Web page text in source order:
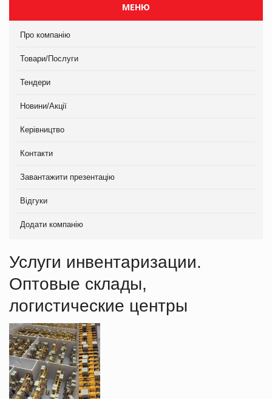
МЕНЮ
Про компанію
Товари/Послуги
Тендери
Новини/Акції
Керівництво
Контакти
Завантажити презентацію
Відгуки
Додати компанію
Услуги инвентаризации.
Оптовые склады,
логистические центры